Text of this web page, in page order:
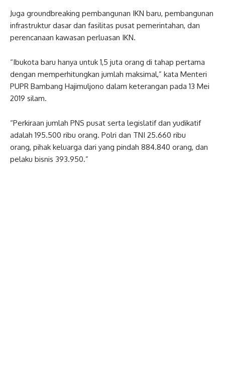
Juga groundbreaking pembangunan IKN baru, pembangunan
infrastruktur dasar dan fasilitas pusat pemerintahan, dan
perencanaan kawasan perluasan IKN.
“Ibukota baru hanya untuk 1,5 juta orang di tahap pertama
dengan memperhitungkan jumlah maksimal,” kata Menteri
PUPR Bambang Hajimuljono dalam keterangan pada 13 Mei
2019 silam.
“Perkiraan jumlah PNS pusat serta legislatif dan yudikatif
adalah 195.500 ribu orang. Polri dan TNI 25.660 ribu
orang, pihak keluarga dari yang pindah 884.840 orang, dan
pelaku bisnis 393.950.”